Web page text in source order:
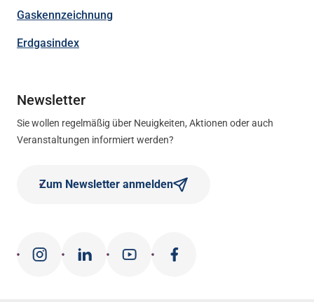
Gaskennzeichnung
Erdgasindex
Newsletter
Sie wollen regelmäßig über Neuigkeiten, Aktionen oder auch
Veranstaltungen informiert werden?
Zum Newsletter anmelden